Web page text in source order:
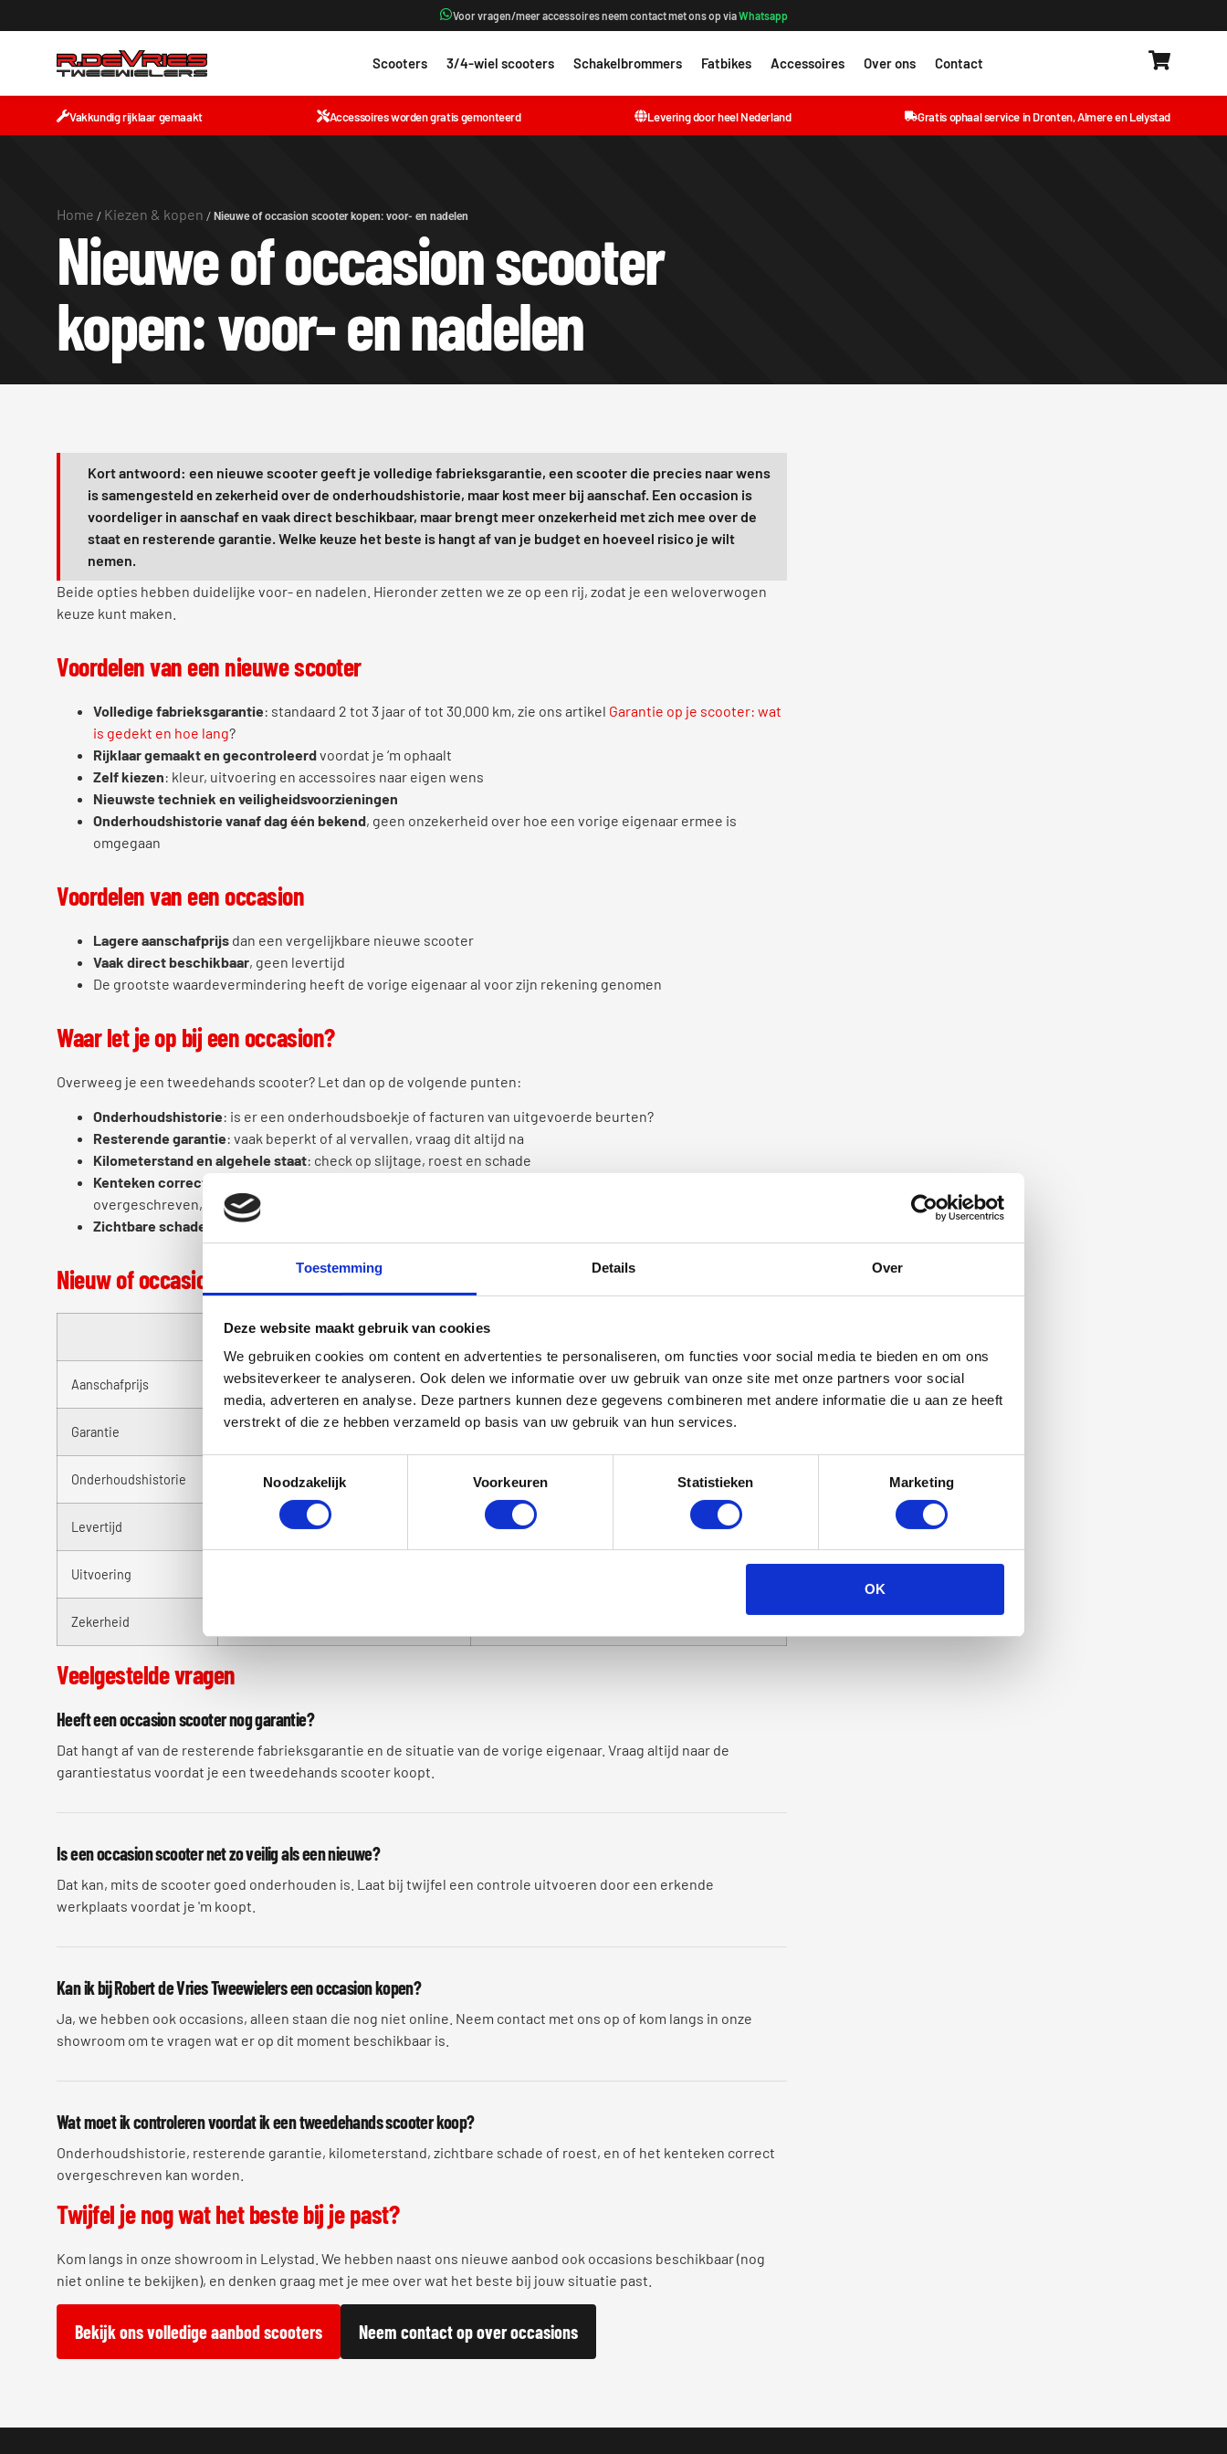
Toestemming Details Over
Deze website maakt gebruik van cookies
We gebruiken cookies om content en advertenties te personaliseren, om functies voor social media te bieden en om ons
websiteverkeer te analyseren. Ook delen we informatie over uw gebruik van onze site met onze partners voor social
media, adverteren en analyse. Deze partners kunnen deze gegevens combineren met andere informatie die u aan ze heeft
verstrekt of die ze hebben verzameld op basis van uw gebruik van hun services.
Noodzakelijk
Voorkeuren Statistieken Marketing
OK
Voor vragen/meer accessoires neem contact met ons op viaWhatsapp
Scooters 3/4-wiel scooters Schakelbrommers Fatbikes Accessoires Over ons Contact
Vakkundig rijklaar gemaakt Accessoires worden gratis gemonteerd Levering door heel Nederland Gratis ophaal service in Dronten, Almere en Lelystad
Home / Kiezen & kopen / Nieuwe of occasion scooter kopen: voor- en nadelen
Nieuwe of occasion scooter
kopen: voor- en nadelen
Kort antwoord: een nieuwe scooter geeft je volledige fabrieksgarantie, een scooter die precies naar wens
is samengesteld en zekerheid over de onderhoudshistorie, maar kost meer bij aanschaf. Een occasion is
voordeliger in aanschaf en vaak direct beschikbaar, maar brengt meer onzekerheid met zich mee over de
staat en resterende garantie. Welke keuze het beste is hangt af van je budget en hoeveel risico je wilt
nemen.
Beide opties hebben duidelijke voor- en nadelen. Hieronder zetten we ze op een rij, zodat je een weloverwogen
keuze kunt maken.
Voordelen van een nieuwe scooter
Volledige fabrieksgarantie: standaard 2 tot 3 jaar of tot 30.000 km, zie ons artikel Garantie op je scooter: wat
is gedekt en hoe lang?
Rijklaar gemaakt en gecontroleerdvoordat je ‘m ophaalt
Zelf kiezen: kleur, uitvoering en accessoires naar eigen wens
Nieuwste techniek en veiligheidsvoorzieningen
Onderhoudshistorie vanaf dag één bekend, geen onzekerheid over hoe een vorige eigenaar ermee is
omgegaan
Voordelen van een occasion
Lagere aanschafprijs dan een vergelijkbare nieuwe scooter
Vaak direct beschikbaar, geen levertijd
De grootste waardevermindering heeft de vorige eigenaar al voor zijn rekening genomen
Waar let je op bij een occasion?
Overweeg je een tweedehands scooter? Let dan op de volgende punten:
Onderhoudshistorie: is er een onderhoudsboekje of facturen van uitgevoerde beurten?
Resterende garantie: vaak beperkt of al vervallen, vraag dit altijd na
Kilometerstand en algehele staat: check op slijtage, roest en schade
Kenteken correct overschrijven
overgeschreven, zie ons artikel Scooter kenteken aanvragen: zo werkt het
Zichtbare schade of roest
Nieuw of occasion: het overzicht
Nieuwe scooter
Aanschafprijs Hoger Lager
Garantie Volledige fabrieksgarantie Vaak beperkt of vervallen
Onderhoudshistorie Vanaf dag één bekend Onzeker, navragen
Levertijd Kan enkele dagen tot weken duren Vaak direct beschikbaar
Uitvoering
Zekerheid
Veelgestelde vragen
Heeft een occasion scooter nog garantie?
Dat hangt af van de resterende fabrieksgarantie en de situatie van de vorige eigenaar. Vraag altijd naar de
garantiestatus voordat je een tweedehands scooter koopt.
Is een occasion scooter net zo veilig als een nieuwe?
Dat kan, mits de scooter goed onderhouden is. Laat bij twijfel een controle uitvoeren door een erkende
werkplaats voordat je 'm koopt.
Kan ik bij Robert de Vries Tweewielers een occasion kopen?
Ja, we hebben ook occasions, alleen staan die nog niet online. Neem contact met ons op of kom langs in onze
showroom om te vragen wat er op dit moment beschikbaar is.
Wat moet ik controleren voordat ik een tweedehands scooter koop?
Onderhoudshistorie, resterende garantie, kilometerstand, zichtbare schade of roest, en of het kenteken correct
overgeschreven kan worden.
Twijfel je nog wat het beste bij je past?
Kom langs in onze showroom in Lelystad. We hebben naast ons nieuwe aanbod ook occasions beschikbaar (nog
niet online te bekijken), en denken graag met je mee over wat het beste bij jouw situatie past.
Bekijk ons volledige aanbod scooters Neem contact op over occasions